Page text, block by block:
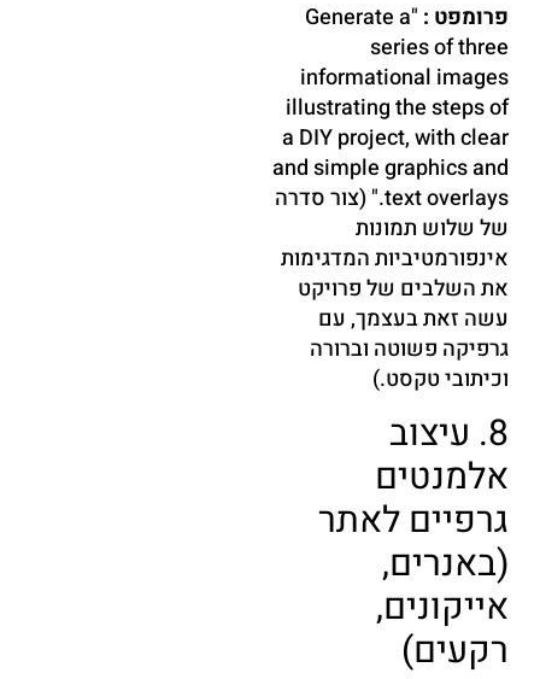
פרומפט : "Generate a
series of three
informational images
illustrating the steps of
a DIY project, with clear
and simple graphics and
text overlays." (צור סדרה
של שלוש תמונות
אינפורמטיביות המדגימות
את השלבים של פרויקט
עשה זאת בעצמך, עם
גרפיקה פשוטה וברורה
וכיתובי טקסט.)
8. עיצוב
אלמנטים
גרפיים לאתר
(באנרים,
אייקונים,
רקעים)